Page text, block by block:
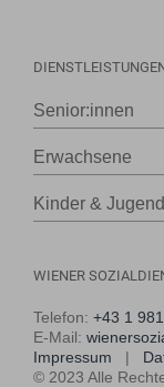
Senior:innen
Erwachsene
Kinder &
WIENER
Telefon: +43 1
E-Mail:
Impressum |
© 2023 Alle